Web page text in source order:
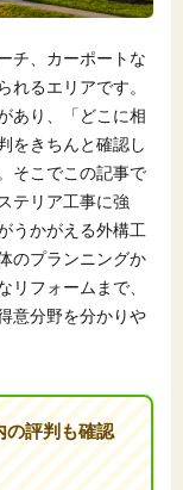
チ、カーポートな
れるエリアです。
あり、「どこに相
をきちんと確認し
そこでこの記事で
テリア工事に強
うかがえる外構工
のプランニングか
リフォームまで、
意分野を分かりや
評判も確認